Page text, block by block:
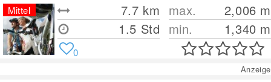
7.7 km
1.5 Std
max. 2,006 m
min.
1,340 m
Mittel
0
Anzeige